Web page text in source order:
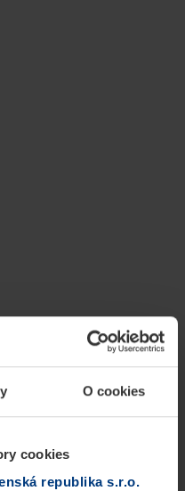
O cookies
cookies
republika s.r.o.